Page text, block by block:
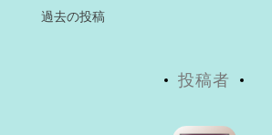
投
過去の投稿
投稿者